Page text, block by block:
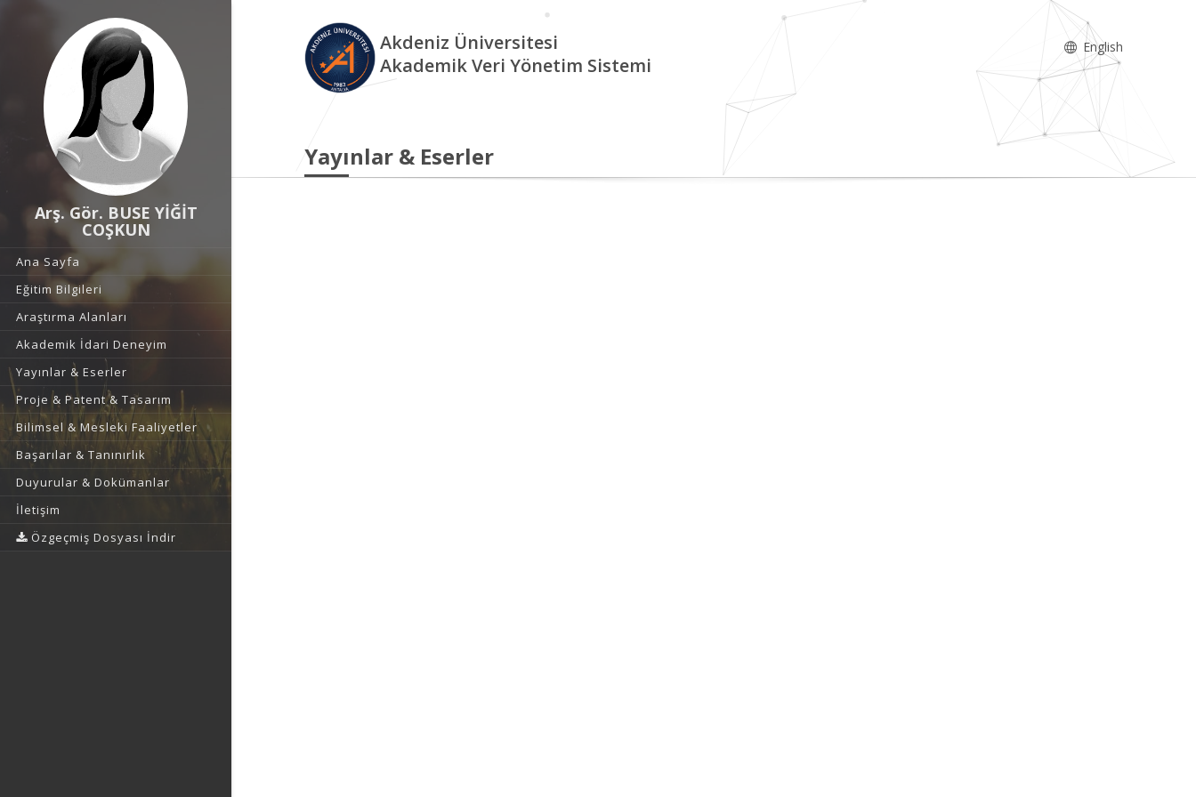
Arş. Gör. BUSE YİĞİT
COŞKUN
Ana Sayfa
Eğitim Bilgileri
Araştırma Alanları
Akademik İdari Deneyim
Yayınlar & Eserler
Proje & Patent & Tasarım
Bilimsel & Mesleki Faaliyetler
Başarılar & Tanınırlık
Duyurular & Dokümanlar
İletişim
Özgeçmiş Dosyası İndir
Akdeniz Üniversitesi
Akademik Veri Yönetim Sistemi
English
Yayınlar & Eserler